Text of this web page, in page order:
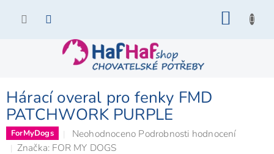
Hárací overal pro fenky FMD
PATCHWORK PURPLE
ForMyDogs
Průměrné
hodnocení
Neohodnoceno Podrobnosti hodnocení
Značka: FOR MY DOGS